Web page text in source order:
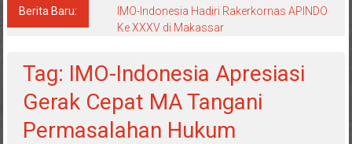
Tuntas.
Berita Baru:
IMO-Indonesia Hadiri Rakerkornas APINDO
Ke XXXV di Makassar
Tag: IMO-Indonesia Apresiasi
Gerak Cepat MA Tangani
Permasalahan Hukum